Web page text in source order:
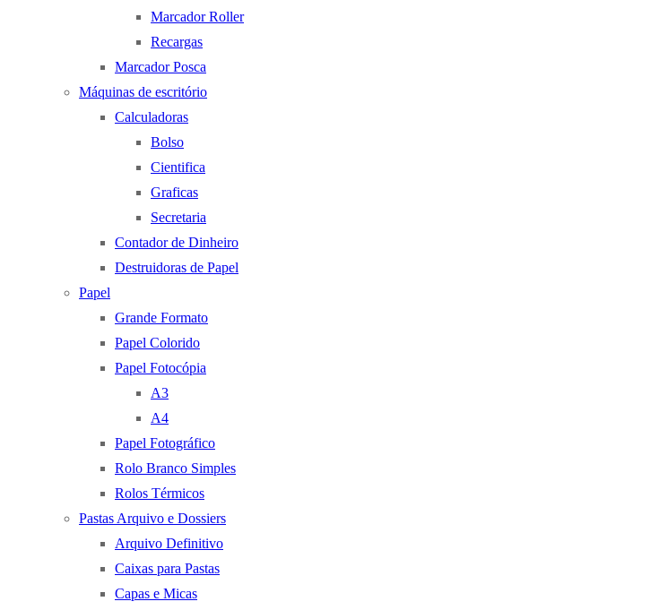
Marcador Roller
Recargas
Marcador Posca
Máquinas de escritório
Calculadoras
Bolso
Cientifica
Graficas
Secretaria
Contador de Dinheiro
Destruidoras de Papel
Papel
Grande Formato
Papel Colorido
Papel Fotocópia
A3
A4
Papel Fotográfico
Rolo Branco Simples
Rolos Térmicos
Pastas Arquivo e Dossiers
Arquivo Definitivo
Caixas para Pastas
Capas e Micas